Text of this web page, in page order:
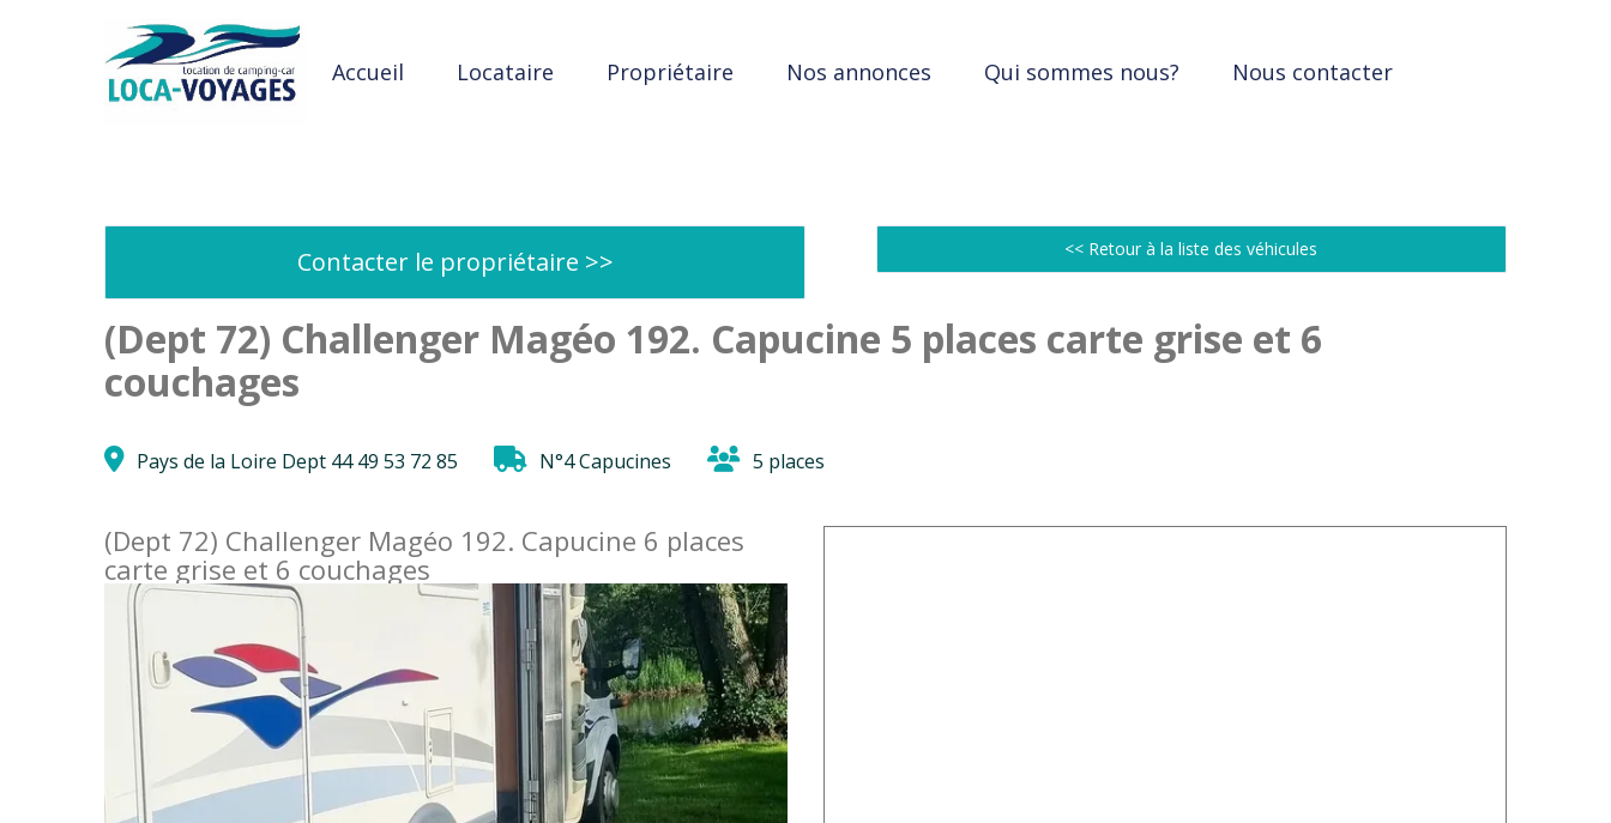
Accueil Locataire Propriétaire Nos annonces Qui sommes nous? Nous contacter
Contacter le propriétaire >> << Retour à la liste des véhicules
(Dept 72) Challenger Magéo 192. Capucine 5 places carte grise et 6
couchages
Pays de la Loire Dept 44 49 53 72 85 N°4 Capucines 5 places
(Dept 72) Challenger Magéo 192. Capucine 6 places
carte grise et 6 couchages